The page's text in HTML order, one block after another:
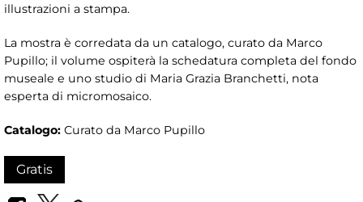
illustrazioni a stampa.
La mostra è corredata da un catalogo, curato da Marco
Pupillo; il volume ospiterà la schedatura completa del fondo
museale e uno studio di Maria Grazia Branchetti, nota
esperta di micromosaico.
Catalogo: Curato da Marco Pupillo
Gratis